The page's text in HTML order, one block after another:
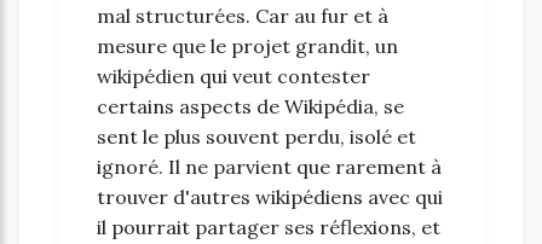
mal structurées. Car au fur et à
mesure que le projet grandit, un
wikipédien qui veut contester
certains aspects de Wikipédia, se
sent le plus souvent perdu, isolé et
ignoré. Il ne parvient que rarement à
trouver d'autres wikipédiens avec qui
il pourrait partager ses réflexions, et